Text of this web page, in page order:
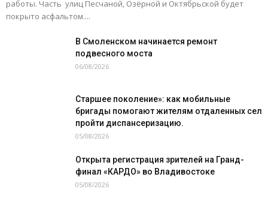
работы. Часть улиц Песчаной, Озёрной и Октябрьской будет
покрыто асфальтом....
В Смоленском начинается ремонт
подвесного моста
06/08/2026
Старшее поколение»: как мобильные
бригады помогают жителям отдаленных сел
пройти диспансеризацию.
05/08/2026
Открыта регистрация зрителей на Гранд-
финал «КАРДО» во Владивостоке
05/08/2026